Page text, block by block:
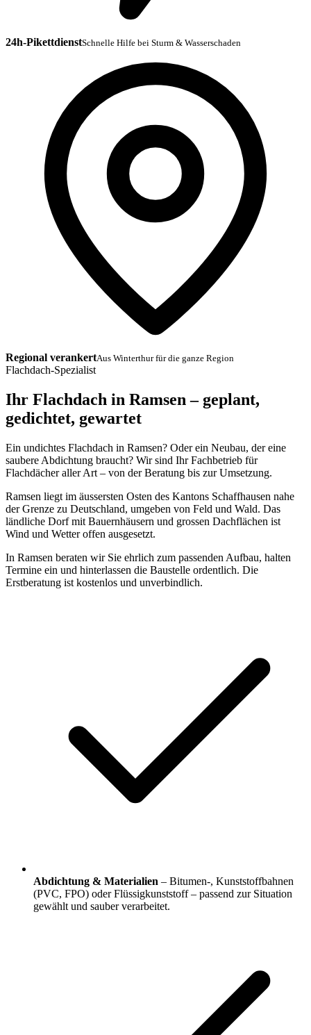
24h-PikettdienstSchnelle Hilfe bei Sturm & Wasserschaden
Regional verankertAus Winterthur für die ganze Region
Flachdach-Spezialist
Ihr Flachdach in Ramsen – geplant,
gedichtet, gewartet
Ein undichtes Flachdach in Ramsen? Oder ein Neubau, der eine
saubere Abdichtung braucht? Wir sind Ihr Fachbetrieb für
Flachdächer aller Art – von der Beratung bis zur Umsetzung.
Ramsen liegt im äussersten Osten des Kantons Schaffhausen nahe
der Grenze zu Deutschland, umgeben von Feld und Wald. Das
ländliche Dorf mit Bauernhäusern und grossen Dachflächen ist
Wind und Wetter offen ausgesetzt.
In Ramsen beraten wir Sie ehrlich zum passenden Aufbau, halten
Termine ein und hinterlassen die Baustelle ordentlich. Die
Erstberatung ist kostenlos und unverbindlich.
Abdichtung & Materialien – Bitumen-, Kunststoffbahnen
(PVC, FPO) oder Flüssigkunststoff – passend zur Situation
gewählt und sauber verarbeitet.